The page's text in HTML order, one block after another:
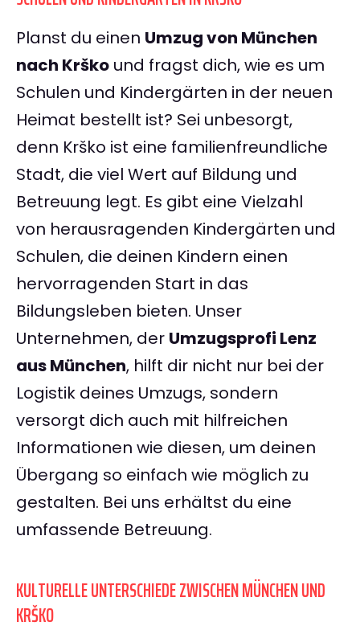
Planst du einen Umzug von München
nach Krško und fragst dich, wie es um
Schulen und Kindergärten in der neuen
Heimat bestellt ist? Sei unbesorgt,
denn Krško ist eine familienfreundliche
Stadt, die viel Wert auf Bildung und
Betreuung legt. Es gibt eine Vielzahl
von herausragenden Kindergärten und
Schulen, die deinen Kindern einen
hervorragenden Start in das
Bildungsleben bieten. Unser
Unternehmen, der Umzugsprofi Lenz
aus München, hilft dir nicht nur bei der
Logistik deines Umzugs, sondern
versorgt dich auch mit hilfreichen
Informationen wie diesen, um deinen
Übergang so einfach wie möglich zu
gestalten. Bei uns erhältst du eine
umfassende Betreuung.
KULTURELLE UNTERSCHIEDE ZWISCHEN MÜNCHEN UND
KRŠKO